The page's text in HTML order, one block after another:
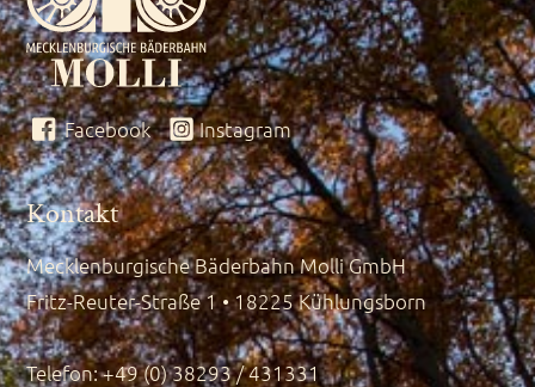
Facebook Instagram
Kontakt
Mecklenburgische Bäderbahn Molli GmbH
Fritz-Reuter-Straße 1 • 18225 Kühlungsborn
Telefon: +49 (0) 38293 / 431331